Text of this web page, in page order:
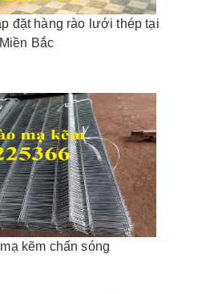
đặt hàng rào lưới thép tại
Miền Bắc
kẽm chấn sóng